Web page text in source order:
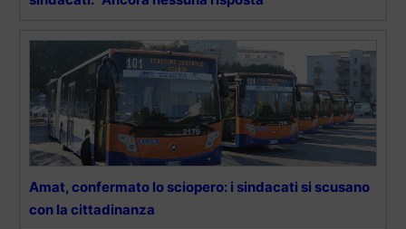
Amat, confermato lo sciopero: i sindacati si scusano
con la cittadinanza